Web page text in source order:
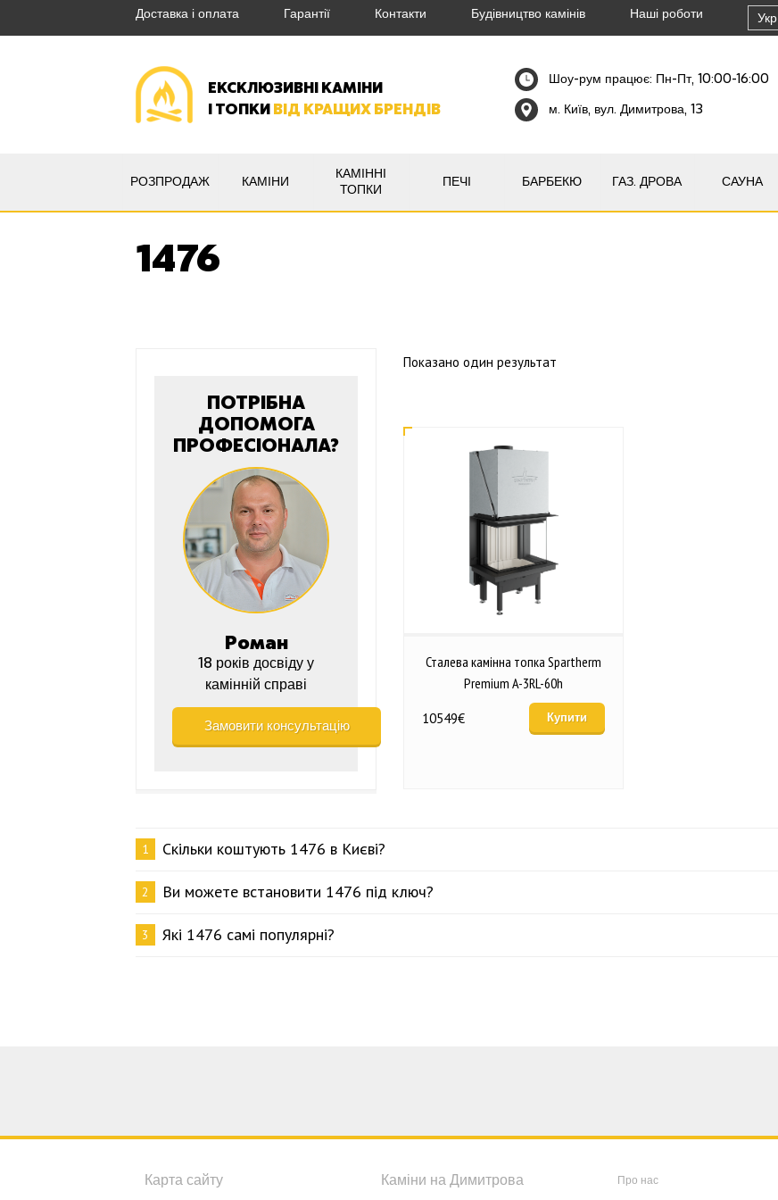
Доставка і оплата Гарантії Контакти Будівництво камінів Наші роботи Укр
ЕКСКЛЮЗИВНІ КАМІНИ
І ТОПКИВІД КРАЩИХ БРЕНДІВ
Шоу-рум працює: Пн-Пт, 10:00-16:00
м. Київ, вул. Димитрова, 13
РОЗПРОДАЖ КАМІНИ
КАМІННІ
ТОПКИ
ПЕЧІ БАРБЕКЮ ГАЗ. ДРОВА САУНА
1476
Показано один результат
Сталева камінна топка Spartherm
Premium A-3RL-60h
10549€ Купити
ПОТРІБНА
ДОПОМОГА
ПРОФЕСІОНАЛА?
Роман
18 років досвіду у
камінній справі
Замовити консультацію
1 Скільки коштують 1476 в Києві?
2 Ви можете встановити 1476 під ключ?
3 Які 1476 самі популярні?
Карта сайту Каміни на Димитрова Про нас